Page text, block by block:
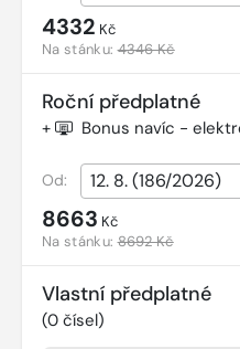
4332 Kč
Na stánku:4346 Kč
Roční předplatné
+ Bonus navíc -
Od:
8663 Kč
Na stánku:8692 Kč
Vlastní předplatné
(0 čísel)